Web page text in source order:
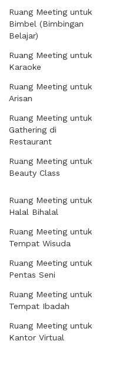
Ruang Meeting untuk
Bimbel (Bimbingan
Belajar)
Ruang Meeting untuk
Karaoke
Ruang Meeting untuk
Arisan
Ruang Meeting untuk
Gathering di
Restaurant
Ruang Meeting untuk
Beauty Class
Ruang Meeting untuk
Halal Bihalal
Ruang Meeting untuk
Tempat Wisuda
Ruang Meeting untuk
Pentas Seni
Ruang Meeting untuk
Tempat Ibadah
Ruang Meeting untuk
Kantor Virtual